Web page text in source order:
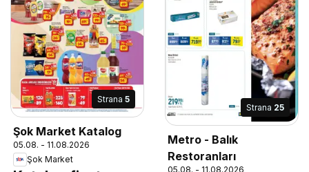
Strana 5
Şok Market Katalog
05.08. - 11.08.2026
Şok Market
Strana 25
Metro - Balık
Restoranları
05.08. - 11.08.2026